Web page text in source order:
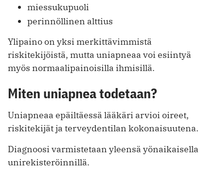
miessukupuoli
perinnöllinen alttius
Ylipaino on yksi merkittävimmistä
riskitekijöistä, mutta uniapneaa voi esiintyä
myös normaalipainoisilla ihmisillä.
Miten uniapnea todetaan?
Uniapneaa epäiltäessä lääkäri arvioi oireet,
riskitekijät ja terveydentilan kokonaisuutena.
Diagnoosi varmistetaan yleensä yönaikaisella
unirekisteröinnillä.